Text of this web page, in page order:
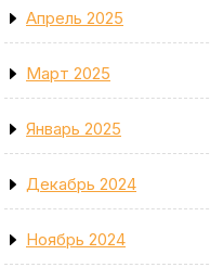
Апрель 2025
Март 2025
Январь 2025
Декабрь 2024
Ноябрь 2024